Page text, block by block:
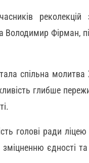
реколекцій
Володимир
спільна молитва
глибше
голові ради
єдності